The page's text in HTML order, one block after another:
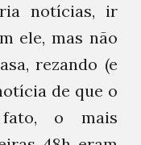
notícias, ir
ele, mas não
rezando (e
de que o
o mais